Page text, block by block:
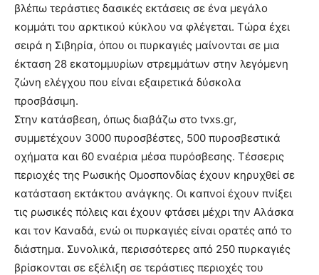
βλέπω τεράστιες δασικές εκτάσεις σε ένα μεγάλο
κομμάτι του αρκτικού κύκλου να φλέγεται. Τώρα έχει
σειρά η Σιβηρία, όπου οι πυρκαγιές μαίνονται σε μια
έκταση 28 εκατομμυρίων στρεμμάτων στην λεγόμενη
ζώνη ελέγχου που είναι εξαιρετικά δύσκολα
προσβάσιμη.
Στην κατάσβεση, όπως διαβάζω στο tvxs.gr,
συμμετέχουν 3000 πυροσβέστες, 500 πυροσβεστικά
οχήματα και 60 εναέρια μέσα πυρόσβεσης. Τέσσερις
περιοχές της Ρωσικής Ομοσπονδίας έχουν κηρυχθεί σε
κατάσταση εκτάκτου ανάγκης. Οι καπνοί έχουν πνίξει
τις ρωσικές πόλεις και έχουν φτάσει μέχρι την Αλάσκα
και τον Καναδά, ενώ οι πυρκαγιές είναι ορατές από το
διάστημα. Συνολικά, περισσότερες από 250 πυρκαγιές
βρίσκονται σε εξέλιξη σε τεράστιες περιοχές του